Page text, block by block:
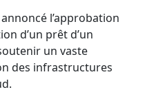
l’approbation
d’un prêt d’un
un vaste
des infrastructures